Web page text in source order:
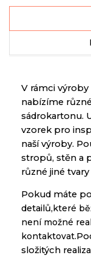
V rámci
nabízíme
sádrokartonu.
vzorek pro
naší výroby.
stropů, stěn a
různé jiné
Pokud máte
detailů, které
není možné
kontaktovat.
složitých